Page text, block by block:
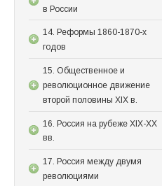
в России
14. Реформы 1860-1870-х
годов
15. Общественное и
революционное движение
второй половины XIX в.
16. Россия на рубеже XIX-XX
вв.
17. Россия между двумя
революциями